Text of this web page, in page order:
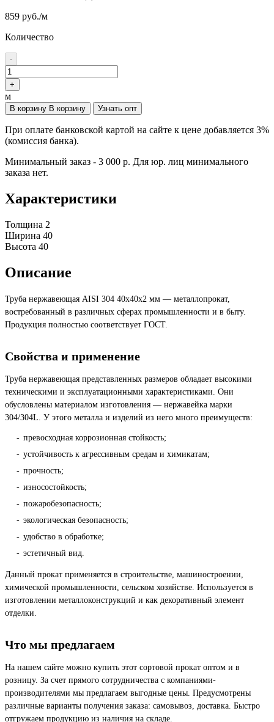
859 руб./м
Количество
-
+
м
В корзину В корзину Узнать опт
При оплате банковской картой на сайте к цене добавляется 3%
(комиссия банка).
Минимальный заказ - 3 000 р. Для юр. лиц минимального
заказа нет.
Характеристики
Толщина 2
Ширина 40
Высота 40
Описание
Труба нержавеющая AISI 304 40х40х2 мм — металлопрокат,
востребованный в различных сферах промышленности и в быту.
Продукция полностью соответствует ГОСТ.
Свойства и применение
Труба нержавеющая представленных размеров обладает высокими
техническими и эксплуатационными характеристиками. Они
обусловлены материалом изготовления — нержавейка марки
304/304L. У этого металла и изделий из него много преимуществ:
превосходная коррозионная стойкость;
устойчивость к агрессивным средам и химикатам;
прочность;
износостойкость;
пожаробезопасность;
экологическая безопасность;
удобство в обработке;
эстетичный вид.
Данный прокат применяется в строительстве, машиностроении,
химической промышленности, сельском хозяйстве. Используется в
изготовлении металлоконструкций и как декоративный элемент
отделки.
Что мы предлагаем
На нашем сайте можно купить этот сортовой прокат оптом и в
розницу. За счет прямого сотрудничества с компаниями-
производителями мы предлагаем выгодные цены. Предусмотрены
различные варианты получения заказа: самовывоз, доставка. Быстро
отгружаем продукцию из наличия на складе.